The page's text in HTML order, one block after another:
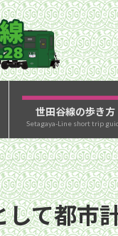
世田谷線の歩き方
Setagaya-Line short trip
て都市